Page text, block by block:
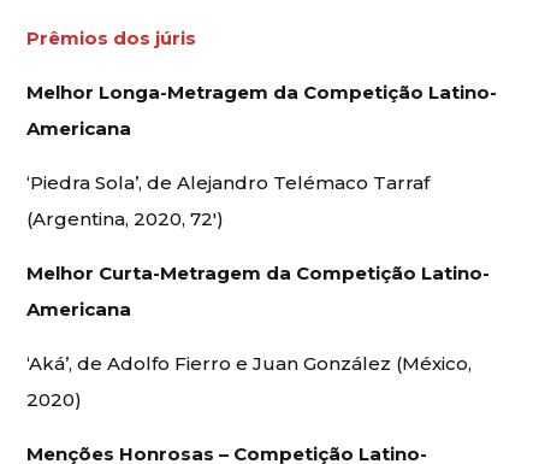
Prêmios dos júris
Melhor Longa-Metragem da Competição Latino-
Americana
‘Piedra Sola’, de Alejandro Telémaco Tarraf
(Argentina, 2020, 72′)
Melhor Curta-Metragem da Competição Latino-
Americana
‘Aká’, de Adolfo Fierro e Juan González (México,
2020)
Menções Honrosas – Competição Latino-